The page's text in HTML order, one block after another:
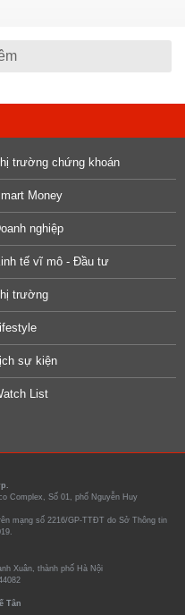
trường chứng khoán
Money
nghiệp
tế vĩ mô - Đầu tư
trường
sự kiện
List
Complex, Số 01, phố Nguyễn Huy
mạng số 2216/GP-TTĐT do Sở Thông tin
Xuân, thành phố Hà Nội
Tân